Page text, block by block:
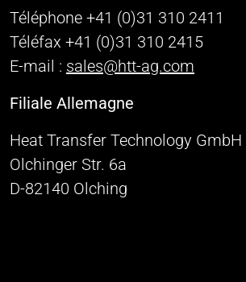
Téléphone +41 (0)31 310 2411
Téléfax +41 (0)31 310 2415
E-mail : sales@htt-ag.com
Filiale Allemagne
Heat Transfer Technology GmbH
Olchinger Str. 6a
D-82140 Olching